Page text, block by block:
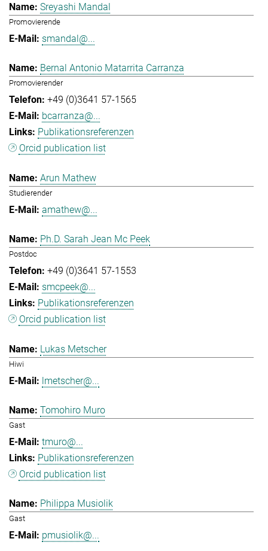
Sreyashi Mandal
Promovierende
smandal@...
Bernal Antonio Matarrita Carranza
Promovierender
+49 (0)3641 57-1565
bcarranza@...
Publikationsreferenzen
Orcid publication list
Arun Mathew
Studierender
amathew@...
Ph.D. Sarah Jean Mc Peek
Postdoc
+49 (0)3641 57-1553
smcpeek@...
Publikationsreferenzen
Orcid publication list
Lukas Metscher
Hiwi
lmetscher@...
Tomohiro Muro
Gast
tmuro@...
Publikationsreferenzen
Orcid publication list
Philippa Musiolik
Gast
pmusiolik@...